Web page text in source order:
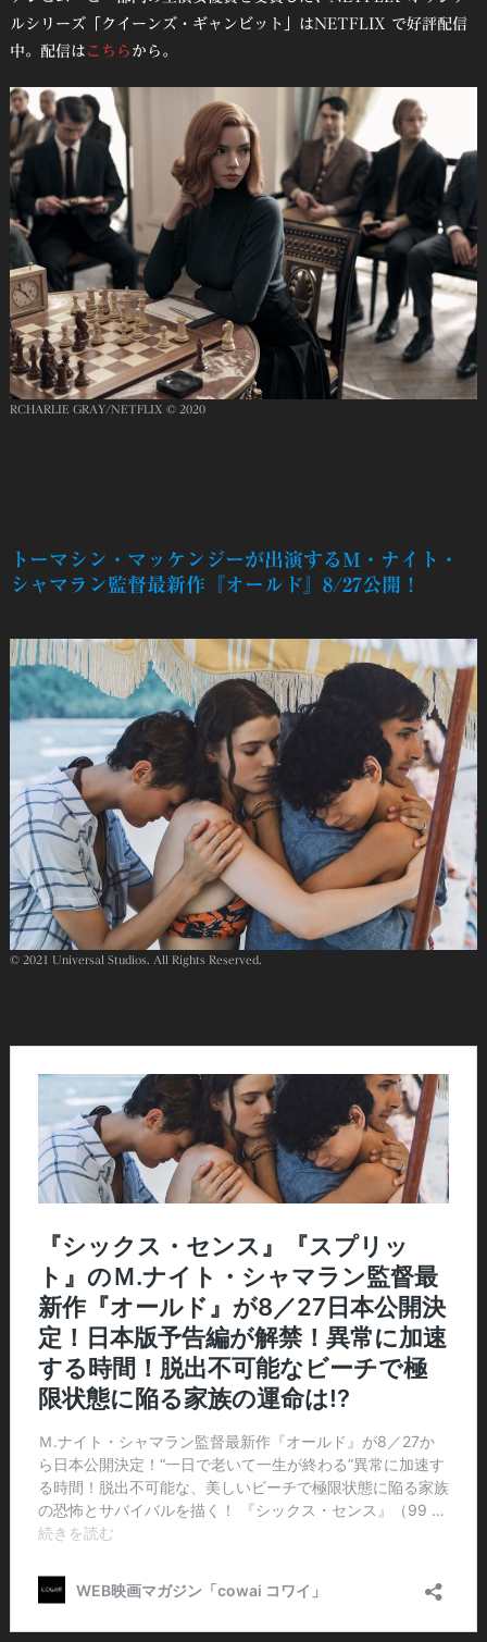
ルシリーズ「クイーンズ・ギャンビット」はNETFLIX で好評配信
中。配信は こちら から。
RCHARLIE GRAY/NETFLIX © 2020
トーマシン・マッケンジーが出演するM・ナイト・
シャマラン監督最新作『オールド』8/27公開！
© 2021 Universal Studios. All Rights Reserved.